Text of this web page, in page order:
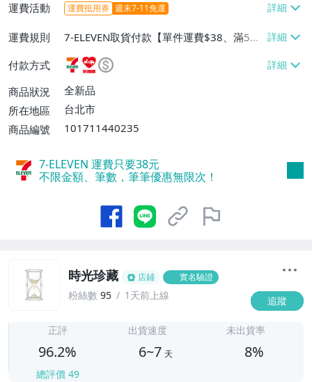
運費活動 運費抵用券 週末7-11免運
運費規則
7-ELEVEN取貨付款【單件運費$38、滿5件
或消費滿$1298免運費】、7-ELEVEN取貨
不付款【免運費】、萊爾富取貨付款【單件
運費$60、滿5件或消費滿$1298免運
費】、宅配/貨運【單件運費$120、滿5件
付款方式
商品狀況
全新品
所在地區
台北市
商品編號
101711440235
7-ELEVEN 運費只要38元
不限金額、筆數，筆筆優惠無限次！
時光珍藏 店鋪 實名驗證
粉絲數 95 1天前上線 追蹤
正評
96.2%
總評價 49
出貨速度
6~7 天
未出貨率
8%